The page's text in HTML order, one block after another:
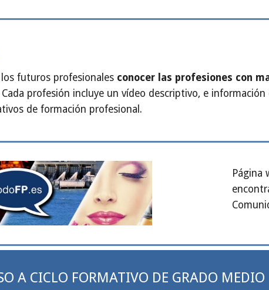
futuros profesionalesconocer las profesiones con
Cada profesión incluye un vídeo descriptivo, e
de formación profesional.
Página
A CICLO FORMATIVO DE GRADO MEDIO